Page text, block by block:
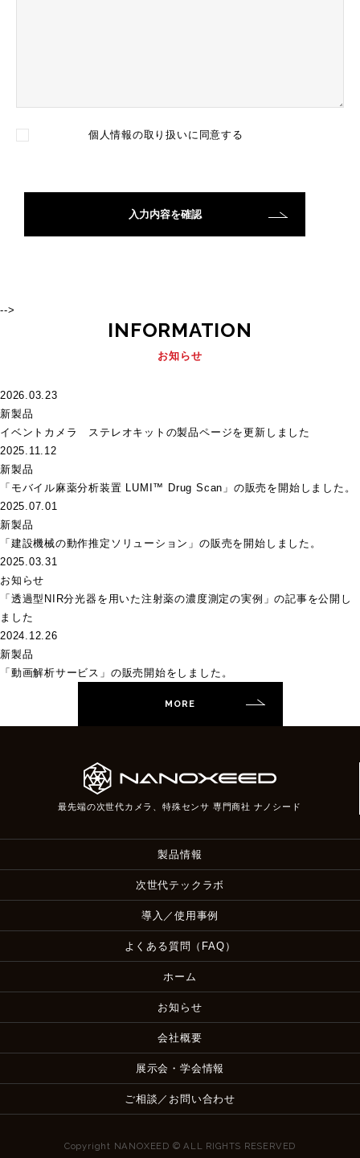
個人情報の取り扱いに同意する
-->
INFORMATION
お知らせ
2026.03.23
新製品
イベントカメラ ステレオキットの製品ページを更新しました
2025.11.12
新製品
「モバイル麻薬分析装置 LUMI™ Drug Scan」の販売を開始しました。
2025.07.01
新製品
「建設機械の動作推定ソリューション」の販売を開始しました。
2025.03.31
お知らせ
「透過型NIR分光器を用いた注射薬の濃度測定の実例」の記事を公開し
ました
2024.12.26
新製品
「動画解析サービス」の販売開始をしました。
MORE
最先端の次世代カメラ、特殊センサ 専門商社 ナノシード
製品情報
次世代テックラボ
導入／使用事例
よくある質問（FAQ）
ホーム
お知らせ
会社概要
展示会・学会情報
ご相談／お問い合わせ
Copyright NANOXEED © ALL RIGHTS RESERVED